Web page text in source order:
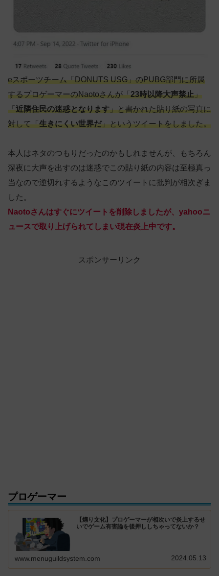
eスポーツチーム「DONUTS USG」のPUBG部門に所属
するプロゲーマーのNaotoさんが「23時以降大声禁止」
「近隣住民の迷惑となります」と書かれた貼り紙の写真に
対して「生きにくい世界だ」というツイートをしました。
本人はネタのつもりだったのかもしれませんが、もちろん
深夜に大声を出すのは迷惑でこの貼り紙の内容は至極真っ
当なので逆切れするようなこのツイートに批判が相次ぎま
した。
Naotoさんはすぐにツイートを削除しましたが、yahooニ
ュースで取り上げられてしまい現在炎上中です。
スポンサーリンク
プロゲーマー
【煽り文化】プロゲーマーが相次いで炎上するせ
いでゲーム有害論を後押ししちゃってないか？
www.menuguildsystem.com 2024.05.13